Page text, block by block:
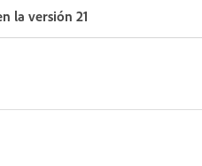
la versión 21